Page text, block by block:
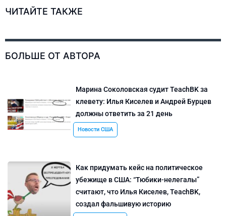
ЧИТАЙТЕ ТАКЖЕ
БОЛЬШЕ ОТ АВТОРА
Марина Соколовская судит TeachBK за
клевету: Илья Киселев и Андрей Бурцев
должны ответить за 21 день
Новости США
Как придумать кейс на политическое
убежище в США: “Тюбики-нелегалы”
считают, что Илья Киселев, TeachBK,
создал фальшивую историю